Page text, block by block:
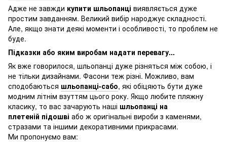
Адже не завжди купити шльопанці виявляється дуже
простим завданням. Великий вибір народжує складності.
Але, якщо знати деякі моменти і особливості, то проблем не
буде.
Підказки або яким виробам надати перевагу...
Як вже говорилося, шльопанці дуже різняться між собою, і
не тільки дизайнами. Фасони теж різні. Можливо, вам
сподобаються шльопанці-сабо, які обіцяють бути дуже
модним літнім взуттям цього року. Якщо любите пляжну
класику, то вас зачарують наші шльопанці на
плетеній підошві або ж оригінальні вироби з каменями,
стразами та іншими декоративними прикрасами.
Ми пропонуємо вам: